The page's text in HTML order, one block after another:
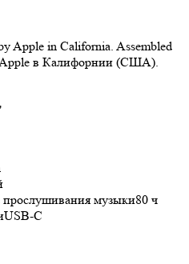
Apple in California. Assembled
Apple в Калифорнии (США).
музыки80 ч
USB-C